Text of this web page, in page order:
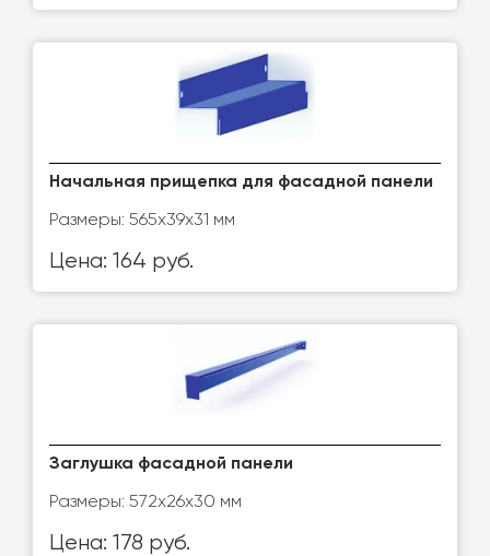
Начальная прищепка для фасадной панели
Размеры: 565х39х31 мм
Цена: 164 руб.
Заглушка фасадной панели
Размеры: 572х26х30 мм
Цена: 178 руб.